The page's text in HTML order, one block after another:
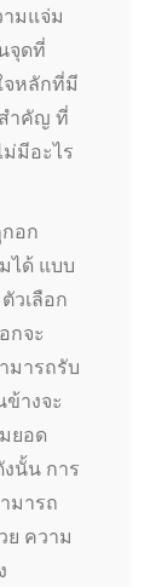
ามแจ่ม
จุดที่
จหลักที่มี
ำคัญ ที่
มีอะไร
อก
ได้ แบบ
วเลือก
กจะ
มารถรับ
างจะ
ยอด
งนั้น การ
มารถ
ย ความ